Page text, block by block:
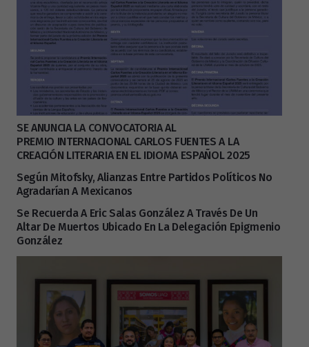
SE ANUNCIA LA CONVOCATORIA AL
PREMIO INTERNACIONAL CARLOS FUENTES A LA
CREACIÓN LITERARIA EN EL IDIOMA ESPAÑOL 2025
Según Mitofsky, Alianzas Entre Partidos Políticos No
Agradarían A Mexicanos
Se Recuerda A Eric Salas González A Través De Un
Altar De Muertos Ubicado En La Delegación Epigmenio
González